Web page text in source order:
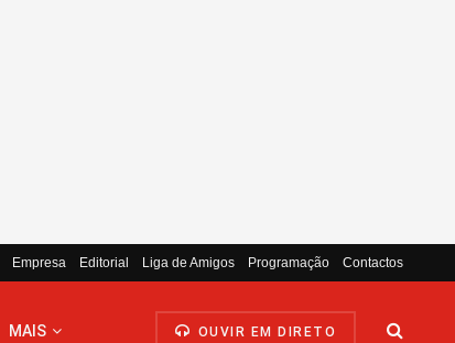
Empresa Editorial Liga de Amigos Programação Contactos
MAIS OUVIR EM DIRETO